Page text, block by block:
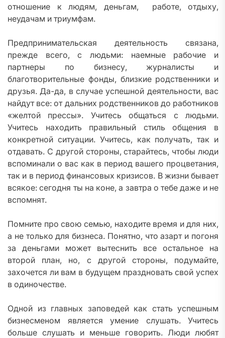
отношение к людям, деньгам, работе, отдыху,
неудачам и триумфам.
Предпринимательская деятельность связана,
прежде всего, с людьми: наемные рабочие и
партнеры по бизнесу, журналисты и
благотворительные фонды, близкие родственники и
друзья. Да-да, в случае успешной деятельности, вас
найдут все: от дальних родственников до работников
«желтой прессы». Учитесь общаться с людьми.
Учитесь находить правильный стиль общения в
конкретной ситуации. Учитесь, как получать, так и
отдавать. С другой стороны, старайтесь, чтобы люди
вспоминали о вас как в период вашего процветания,
так и в период финансовых кризисов. В жизни бывает
всякое: сегодня ты на коне, а завтра о тебе даже и не
вспомнят.
Помните про свою семью, находите время и для них,
а не только для бизнеса. Понятно, что азарт и погоня
за деньгами может вытеснить все остальное на
второй план, но, с другой стороны, подумайте,
захочется ли вам в будущем праздновать свой успех
в одиночестве.
Одной из главных заповедей как стать успешным
бизнесменом является умение слушать. Учитесь
больше слушать и меньше говорить. Люди любят